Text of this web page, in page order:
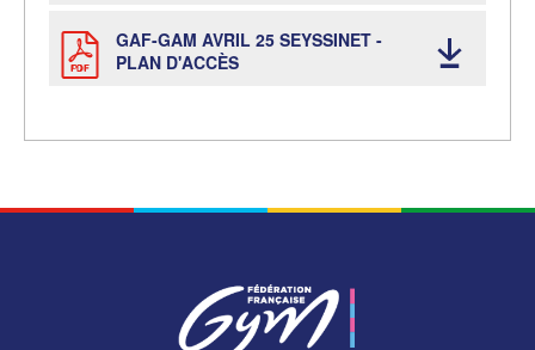
GAF-GAM AVRIL 25 SEYSSINET -
PLAN D'ACCÈS